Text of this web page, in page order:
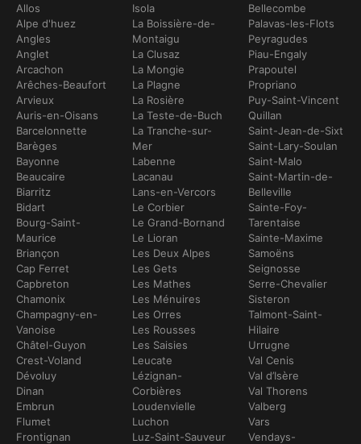
Allos
Alpe d'huez
Angles
Anglet
Arcachon
Arêches-Beaufort
Arvieux
Auris-en-Oisans
Barcelonnette
Barèges
Bayonne
Beaucaire
Biarritz
Bidart
Bourg-Saint-
Maurice
Briançon
Cap Ferret
Capbreton
Chamonix
Champagny-en-
Vanoise
Châtel-Guyon
Crest-Voland
Dévoluy
Dinan
Embrun
Flumet
Frontignan
Isola
La Boissière-de-
Montaigu
La Clusaz
La Mongie
La Plagne
La Rosière
La Teste-de-Buch
La Tranche-sur-
Mer
Labenne
Lacanau
Lans-en-Vercors
Le Corbier
Le Grand-Bornand
Le Lioran
Les Deux Alpes
Les Gets
Les Mathes
Les Ménuires
Les Orres
Les Rousses
Les Saisies
Leucate
Lézignan-
Corbières
Loudenvielle
Luchon
Luz-Saint-Sauveur
Bellecombe
Palavas-les-Flots
Peyragudes
Piau-Engaly
Prapoutel
Propriano
Puy-Saint-Vincent
Quillan
Saint-Jean-de-Sixt
Saint-Lary-Soulan
Saint-Malo
Saint-Martin-de-
Belleville
Sainte-Foy-
Tarentaise
Sainte-Maxime
Samoëns
Seignosse
Serre-Chevalier
Sisteron
Talmont-Saint-
Hilaire
Urrugne
Val Cenis
Val d’Isère
Val Thorens
Valberg
Vars
Vendays-